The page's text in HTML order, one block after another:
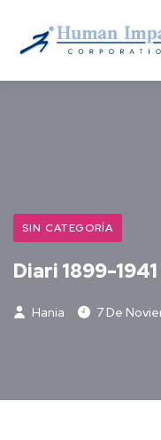
SIN CATEGORÍA
Diari 1899-
Hania 7 De